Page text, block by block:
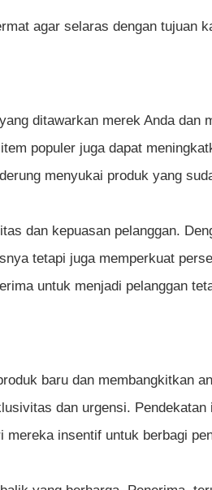
agar selaras dengan tujuan
ditawarkan merek Anda dan
populer juga dapat
menyukai produk yang
dan kepuasan pelanggan.
tetapi juga memperkuat
untuk menjadi pelanggan
baru dan membangkitkan
dan urgensi. Pendekatan
insentif untuk berbagi